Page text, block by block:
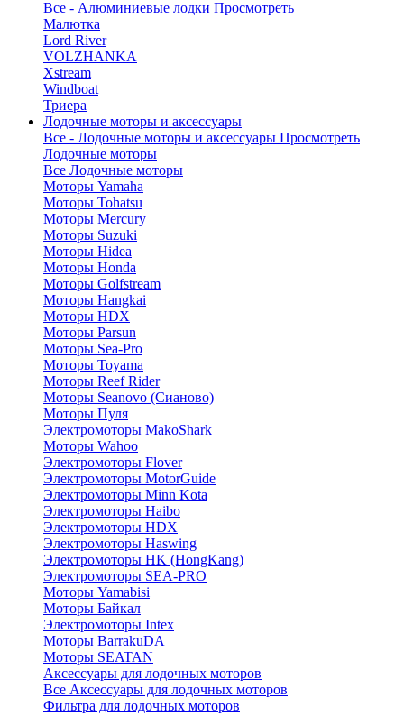
Все - Алюминиевые лодки Просмотреть
Малютка
Lord River
VOLZHANKA
Xstream
Windboat
Триера
Лодочные моторы и аксессуары
Все - Лодочные моторы и аксессуары Просмотреть
Лодочные моторы
Все Лодочные моторы
Моторы Yamaha
Моторы Tohatsu
Моторы Mercury
Моторы Suzuki
Моторы Hidea
Моторы Honda
Моторы Golfstream
Моторы Hangkai
Моторы HDX
Моторы Parsun
Моторы Sea-Pro
Моторы Toyama
Моторы Reef Rider
Моторы Seanovo (Сианово)
Моторы Пуля
Электромоторы MakoShark
Моторы Wahoo
Электромоторы Flover
Электромоторы MotorGuide
Электромоторы Minn Kota
Электромоторы Haibo
Электромоторы HDX
Электромоторы Haswing
Электромоторы HK (HongKang)
Электромоторы SEA-PRO
Моторы Yamabisi
Моторы Байкал
Электромоторы Intex
Моторы BarrakuDA
Моторы SEATAN
Аксессуары для лодочных моторов
Все Аксессуары для лодочных моторов
Фильтра для лодочных моторов